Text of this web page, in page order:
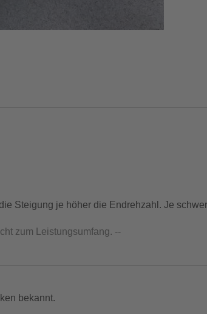
Steigung je höher die Endrehzahl. Je
zum Leistungsumfang. --
bekannt.